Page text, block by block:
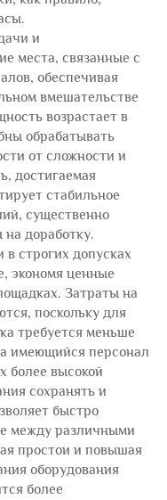
и
места, связанные с
обеспечивая
вмешательстве
возрастает в
обрабатывать
от сложности и
достигаемая
стабильное
существенно
доработку.
строгих допусках
экономя ценные
Затраты на
поскольку для
требуется меньше
имеющийся персонал
более высокой
сохранять и
быстро
между различными
простои и повышая
оборудования
более